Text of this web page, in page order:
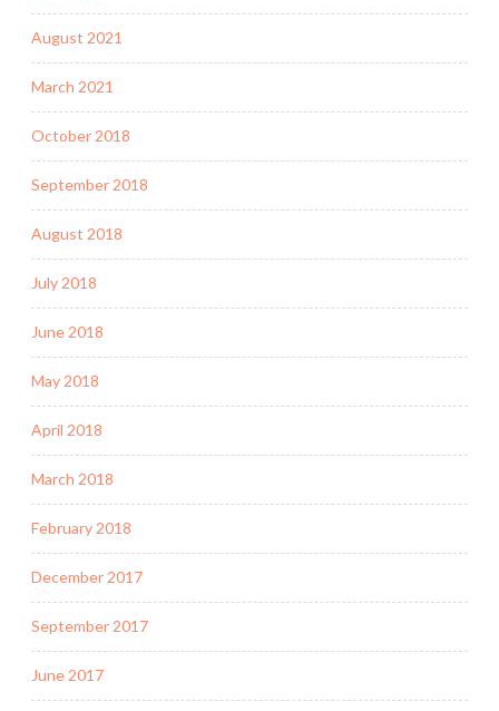
August 2021
March 2021
October 2018
September 2018
August 2018
July 2018
June 2018
May 2018
April 2018
March 2018
February 2018
December 2017
September 2017
June 2017